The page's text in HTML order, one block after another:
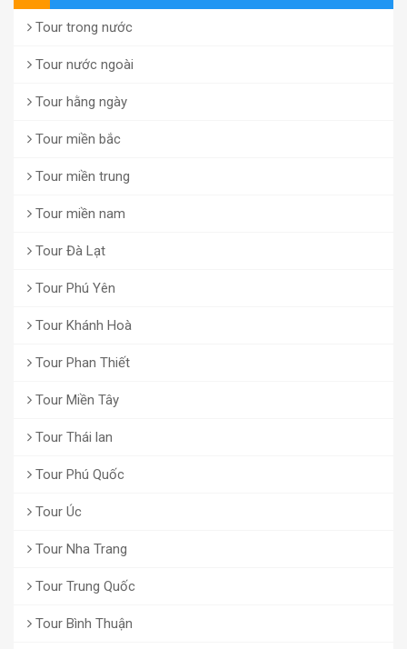
Tour trong nước
Tour nước ngoài
Tour hằng ngày
Tour miền bắc
Tour miền trung
Tour miền nam
Tour Đà Lạt
Tour Phú Yên
Tour Khánh Hoà
Tour Phan Thiết
Tour Miền Tây
Tour Thái lan
Tour Phú Quốc
Tour Úc
Tour Nha Trang
Tour Trung Quốc
Tour Bình Thuận